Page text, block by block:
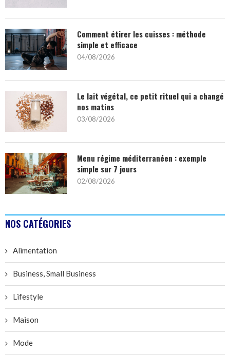
Comment étirer les cuisses : méthode
simple et efficace
04/08/2026
Le lait végétal, ce petit rituel qui a changé
nos matins
03/08/2026
Menu régime méditerranéen : exemple
simple sur 7 jours
02/08/2026
NOS CATÉGORIES
Alimentation
Business, Small Business
Lifestyle
Maison
Mode